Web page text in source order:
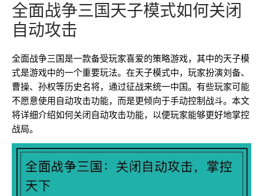
全面战争三国天子模式如何关闭
自动攻击
全面战争三国是一款备受玩家喜爱的策略游戏，其中的天子模
式是游戏中的一个重要玩法。在天子模式中，玩家扮演刘备、
曹操、孙权等历史名将，通过征战来统一中国。有些玩家可能
不愿意使用自动攻击功能，而是更倾向于手动控制战斗。本文
将详细介绍如何关闭自动攻击功能，以便玩家能够更好地掌控
战局。